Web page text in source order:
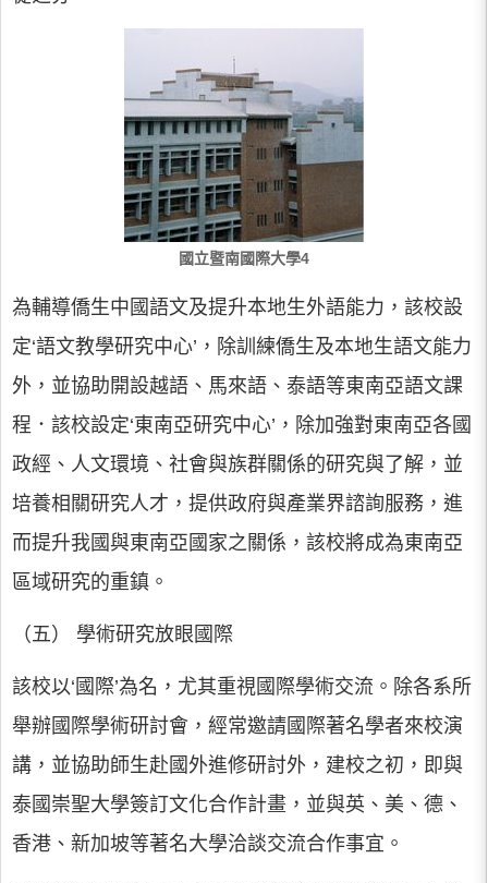
國立暨南國際大學4
為輔導僑生中國語文及提升本地生外語能力，該校設
定‘語文教學研究中心’，除訓練僑生及本地生語文能力
外，並協助開設越語、馬來語、泰語等東南亞語文課
程．該校設定‘東南亞研究中心’，除加強對東南亞各國
政經、人文環境、社會與族群關係的研究與了解，並
培養相關研究人才，提供政府與產業界諮詢服務，進
而提升我國與東南亞國家之關係，該校將成為東南亞
區域研究的重鎮。
（五） 學術研究放眼國際
該校以‘國際’為名，尤其重視國際學術交流。除各系所
舉辦國際學術研討會，經常邀請國際著名學者來校演
講，並協助師生赴國外進修研討外，建校之初，即與
泰國崇聖大學簽訂文化合作計畫，並與英、美、德、
香港、新加坡等著名大學洽談交流合作事宜。